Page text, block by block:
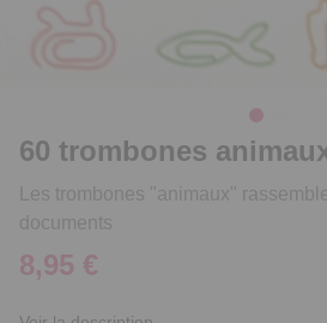
60 trombones
Les trombones "animaux"
documents
8,95 €